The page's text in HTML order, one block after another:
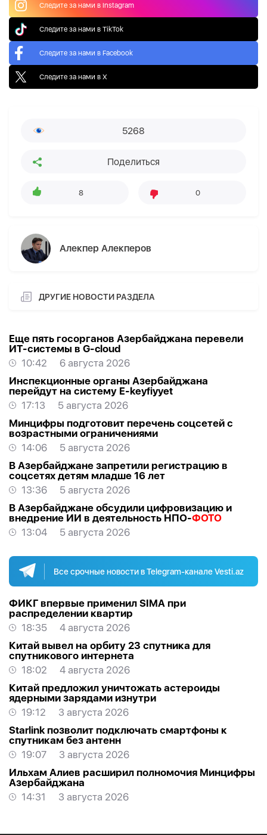
Следите за нами в Instagram
Следите за нами в TikTok
Следите за нами в Facebook
Следите за нами в X
5268
Поделиться
8 0
Алекпер Алекперов
ДРУГИЕ НОВОСТИ РАЗДЕЛА
Еще пять госорганов Азербайджана перевели
ИТ-системы в G-cloud
10:42
6 августа 2026
Инспекционные органы Азербайджана
перейдут на систему E-keyfiyyet
17:13
5 августа 2026
Минцифры подготовит перечень соцсетей с
возрастными ограничениями
14:06
5 августа 2026
В Азербайджане запретили регистрацию в
соцсетях детям младше 16 лет
13:36
5 августа 2026
В Азербайджане обсудили цифровизацию и
внедрение ИИ в деятельность НПО-ФОТО
13:04
5 августа 2026
Все срочные новости в Telegram-канале Vesti.az
ФИКГ впервые применил SIMA при
распределении квартир
18:35
4 августа 2026
Китай вывел на орбиту 23 спутника для
спутникового интернета
18:02
4 августа 2026
Китай предложил уничтожать астероиды
ядерными зарядами изнутри
19:12
3 августа 2026
Starlink позволит подключать смартфоны к
спутникам без антенн
19:07
3 августа 2026
Ильхам Алиев расширил полномочия Минцифры
Азербайджана
14:31
3 августа 2026